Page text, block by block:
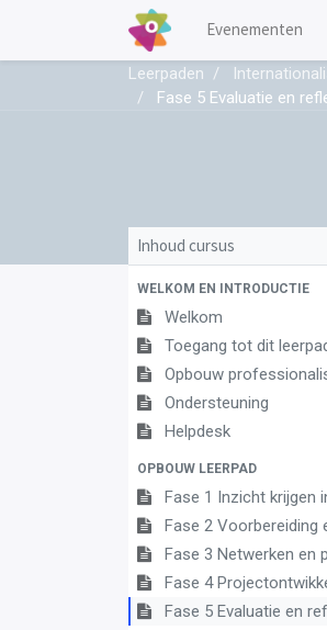
Evenementen
Leerpaden
Fase 5 Evaluatie en
Inhoud cursus
WELKOM EN INTRODUCTIE
Welkom
Toegang tot dit
Opbouw
Ondersteuning
Helpdesk
OPBOUW LEERPAD
Fase 1 Inzicht krijgen in Erasmus+ en de waarde
Fase 2 Voorbereiding
Fase 3 Netwerken en
Fase 4 Projectontwikkeling en -
Fase 5 Evaluatie en